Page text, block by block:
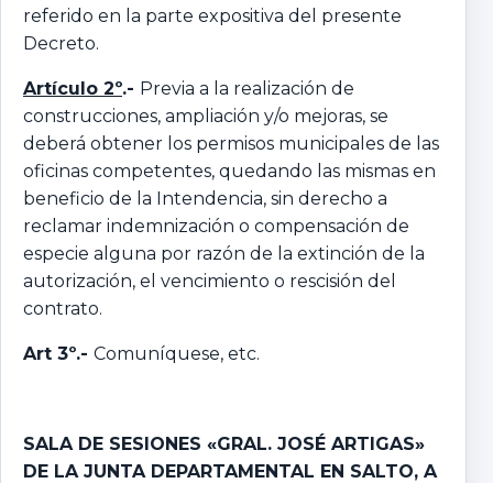
referido en la parte expositiva del presente
Decreto.
Artículo 2º.- Previa a la realización de
construcciones, ampliación y/o mejoras, se
deberá obtener los permisos municipales de las
oficinas competentes, quedando las mismas en
beneficio de la Intendencia, sin derecho a
reclamar indemnización o compensación de
especie alguna por razón de la extinción de la
autorización, el vencimiento o rescisión del
contrato.
Art 3º.- Comuníquese, etc.
SALA DE SESIONES «GRAL. JOSÉ ARTIGAS»
DE LA JUNTA DEPARTAMENTAL EN SALTO, A